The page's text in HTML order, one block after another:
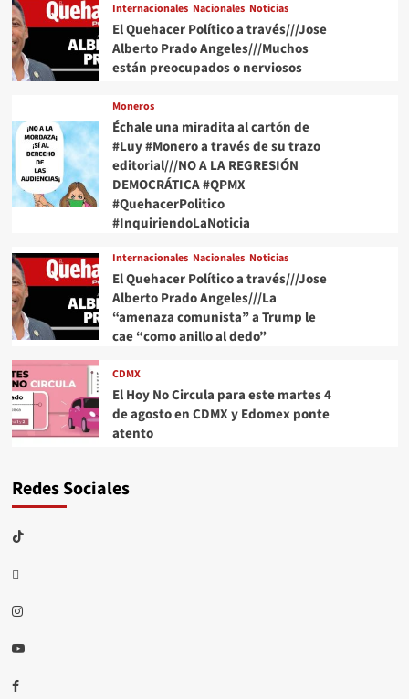
Internacionales Nacionales Noticias
El Quehacer Político a través///Jose
Alberto Prado Angeles///Muchos
están preocupados o nerviosos
Moneros
Échale una miradita al cartón de
#Luy #Monero a través de su trazo
editorial///NO A LA REGRESIÓN
DEMOCRÁTICA #QPMX
#QuehacerPolitico
#InquiriendoLaNoticia
Internacionales Nacionales Noticias
El Quehacer Político a través///Jose
Alberto Prado Angeles///La
“amenaza comunista” a Trump le
cae “como anillo al dedo”
CDMX
El Hoy No Circula para este martes 4
de agosto en CDMX y Edomex ponte
atento
Redes Sociales
TikTok
threads
Instagram
Youtube
Facebook